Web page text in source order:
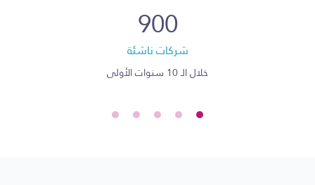
900
شركات ناشئة
خلال الـ 10 سنوات الأولى